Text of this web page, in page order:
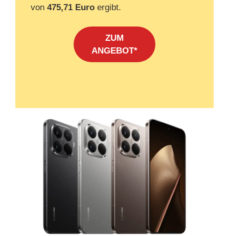
von 475,71 Euro ergibt.
ZUM
ANGEBOT*